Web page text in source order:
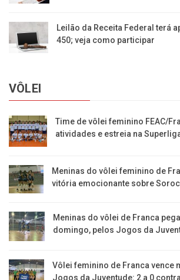
Leilão da Receita Federal terá
450; veja como participar
VÔLEI
Time de vôlei feminino FEAC/
atividades e estreia na
Meninas do vôlei feminino de
vitória emocionante sobre
Meninas do vôlei de Franca
domingo, pelos Jogos da
Vôlei feminino de Franca vence
Jogos da Juventude: 2 a 0